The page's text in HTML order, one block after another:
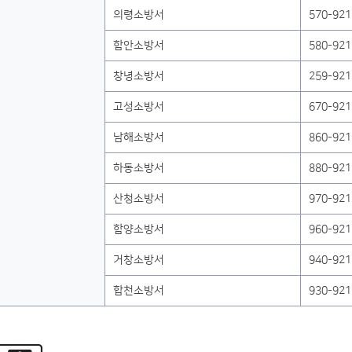
의령소방서 570-
함안소방서 580-
창녕소방서 259-
고성소방서 670-
남해소방서 860-
하동소방서 880-
산청소방서 970-
함양소방서 960-
거창소방서 940-
합천소방서 930-